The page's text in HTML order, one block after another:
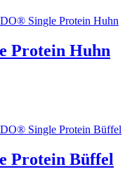
Protein Huhn
Protein Büffel